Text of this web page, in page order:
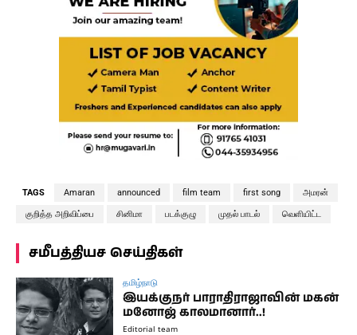
TAGS Amaran announced film team first song அமரன்
குறித்த அறிவிப்பை சினிமா படக்குழு முதல் பாடல் வெளியிட்ட
சமீபத்தியச செய்திகள்
தமிழ்நாடு
இயக்குநர் பாராதிராஜாவின் மகன்
மனோஜ் காலமானார்..!
Editorial team